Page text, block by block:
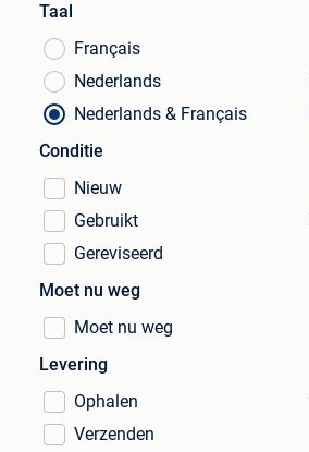
Taal
Français
Nederlands
Nederlands & Français
Conditie
Nieuw
Gebruikt
Gereviseerd
Moet nu weg
Moet nu weg
Levering
Ophalen
Verzenden